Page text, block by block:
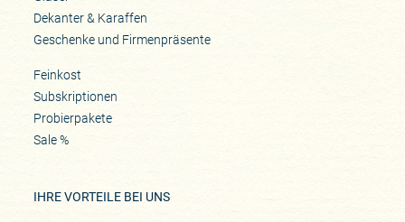
Dekanter & Karaffen
Geschenke und Firmenpräsente
Feinkost
Subskriptionen
Probierpakete
Sale %
IHRE VORTEILE BEI UNS